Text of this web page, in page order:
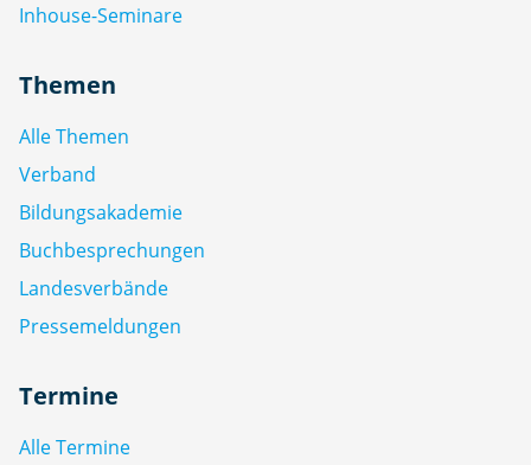
Inhouse-Seminare
Themen
Alle Themen
Verband
Bildungsakademie
Buchbesprechungen
Landesverbände
Pressemeldungen
Termine
Alle Termine